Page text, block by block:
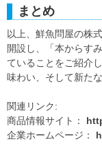
まとめ
以上、鮮魚問屋の株
開設し、「本からす
ていることをご紹介
味わい、そして新た
関連リンク:
商品情報サイト：
企業ホームページ：